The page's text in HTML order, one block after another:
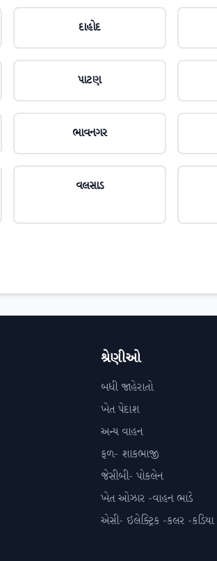
દાહોદ
પાટણ
ભાવનગર
વલસાડ
શ્રેણીઓ
બધી જાહેરાતો
ખેત પેદાશ
અન્ય વાહન
ફળ- શાકભાજી
જેસીબી- પોકલેન
ખેત ઓઝાર -વાહન ભાડે
એસી- ઇલેક્ટ્રિક -કલર -કડિયા